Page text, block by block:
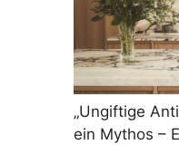
„Ungiftige
ein Mythos –